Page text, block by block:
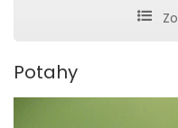
Potahy